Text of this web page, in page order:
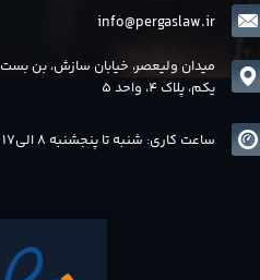
info@pergaslaw.ir
میدان ولیعصر، خیابان سازش، بن بست
یکم، پلاک 4، واحد 5
ساعت کاری: شنبه تا پنجشنبه 8 الی17